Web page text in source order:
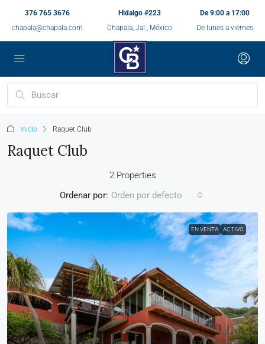
376 765 3676
chapala@chapala.com
Hidalgo #223
Chapala, Jal., México
De 9:00 a 17:00
De lunes a viernes
Inicio Raquet Club
Raquet Club
2 Properties
Ordenar por: Orden por defecto
EN VENTA ACTIVO